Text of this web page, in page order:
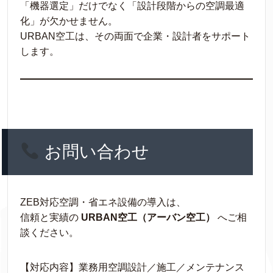
「機器選定」だけでなく「設計段階からの空調最適
化」が欠かせません。
URBAN空工は、その両面で企業・設計者をサポート
します。
お問い合わせ
ZEB対応空調・省エネ設備の導入は、
信頼と実績の URBAN空工（アーバン空工）
へご相
談ください。
【対応内容】業務用空調設計／施工／メンテナンス